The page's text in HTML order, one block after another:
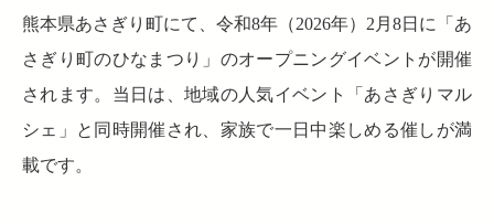
熊本県あさぎり町にて、令和8年（2026年）2月8日に「あ
さぎり町のひなまつり」のオープニングイベントが開催
されます。当日は、地域の人気イベント「あさぎりマル
シェ」と同時開催され、家族で一日中楽しめる催しが満
載です。